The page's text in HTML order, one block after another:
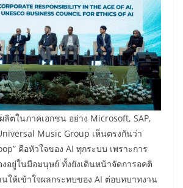
ตในภาคเอกชน อย่าง Microsoft, SAP,
Music Group เห็นตรงกันว่า
คือหัวใจของ AI ทุกระบบ เพราะการ
อยู่ในมือมนุษย์ ทั้งยังเดินหน้าจัดการอคติ
ให้เข้าใจผลกระทบของ AI ต่อบทบาทงาน